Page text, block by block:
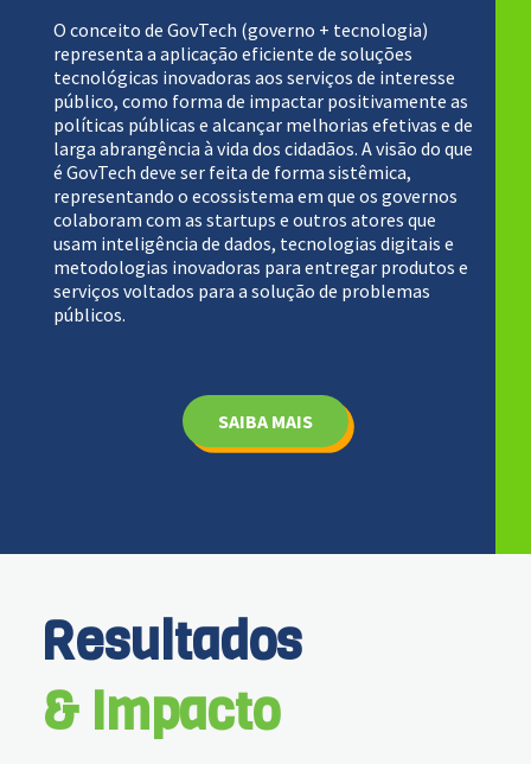
O conceito de GovTech (governo + tecnologia)
representa a aplicação eficiente de soluções
tecnológicas inovadoras aos serviços de interesse
público, como forma de impactar positivamente as
políticas públicas e alcançar melhorias efetivas e de
larga abrangência à vida dos cidadãos. A visão do que
é GovTech deve ser feita de forma sistêmica,
representando o ecossistema em que os governos
colaboram com as startups e outros atores que
usam inteligência de dados, tecnologias digitais e
metodologias inovadoras para entregar produtos e
serviços voltados para a solução de problemas
públicos.
SAIBA MAIS
Resultados
& Impacto